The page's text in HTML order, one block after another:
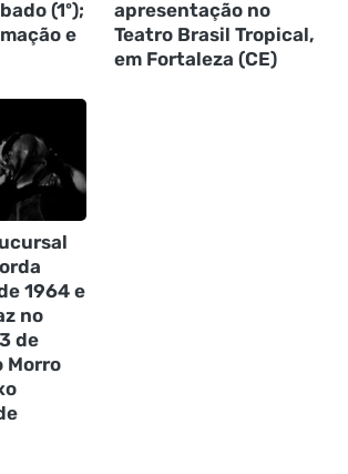
(1º);
e
apresentação no
Teatro Brasil Tropical,
em Fortaleza (CE)
1964 e
no
de
Morro